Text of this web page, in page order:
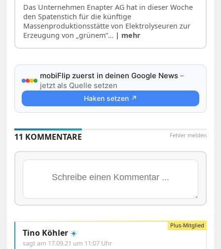
Das Unternehmen Enapter AG hat in dieser Woche
den Spatenstich für die künftige
Massenproduktionsstätte von Elektrolyseuren zur
Erzeugung von „grünem“… | mehr
mobiFlip zuerst in deinen Google News –
jetzt als Quelle setzen
Haken setzen ↗
Fehler melden
11 KOMMENTARE
Tino Köhler ☀️
sagt am 17.09.21 um 11:07 Uhr